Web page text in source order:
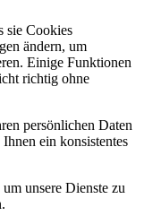
sie Cookies
ändern, um
Einige Funktionen
richtig ohne
persönlichen Daten
ein konsistentes
unsere Dienste zu